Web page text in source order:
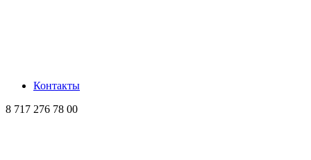
Контакты
8 717 276 78 00